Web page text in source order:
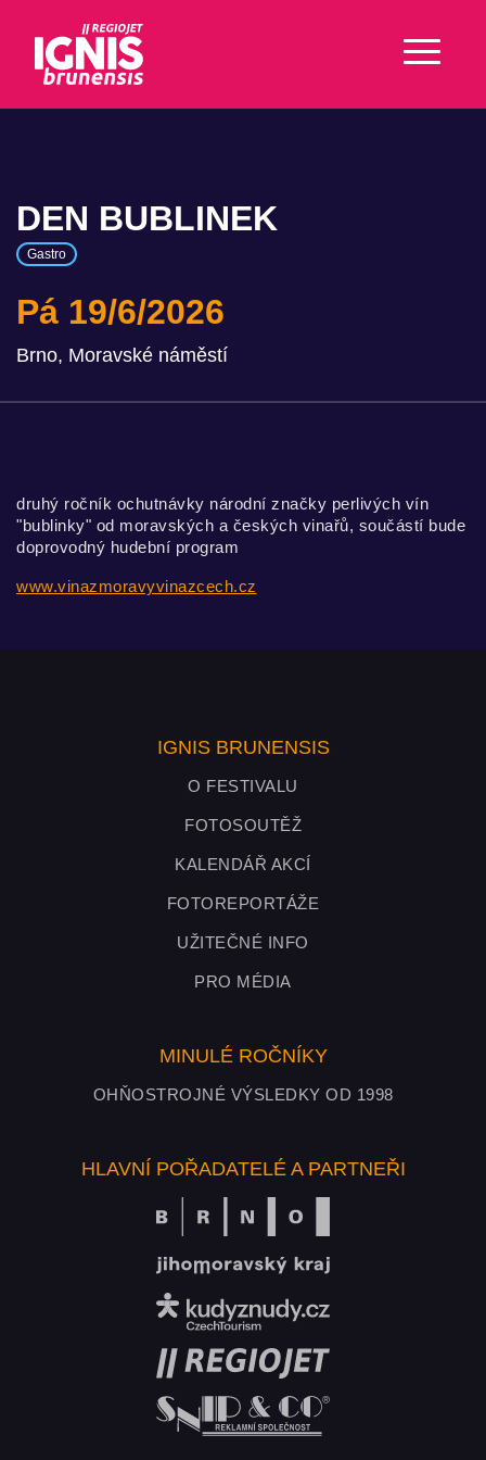
DEN BUBLINEK
Gastro
Pá 19/6/2026
Brno, Moravské náměstí
druhý ročník ochutnávky národní značky perlivých vín
"bublinky" od moravských a českých vinařů, součástí bude
doprovodný hudební program
www.vinazmoravyvinazcech.cz
IGNIS BRUNENSIS
O FESTIVALU
FOTOSOUTĚŽ
KALENDÁŘ AKCÍ
FOTOREPORTÁŽE
UŽITEČNÉ INFO
PRO MÉDIA
MINULÉ ROČNÍKY
OHŇOSTROJNÉ VÝSLEDKY OD 1998
HLAVNÍ POŘADATELÉ A PARTNEŘI